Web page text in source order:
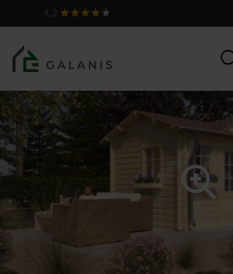
PIQUETIA 1, sienojai 44 mm
3666 €
12
būti